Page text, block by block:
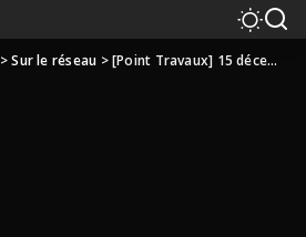
>Sur le réseau >[Point Travaux] 15 décembre 2012 (Sud>Nord)